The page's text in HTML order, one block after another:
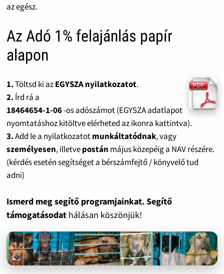
az egész.
Az Adó 1% felajánlás papír
alapon
1.Töltsd ki azEGYSZA nyilatkozatot.
2. Írd rá a
18464654-1-06-os adószámot (EGYSZA adatlapot
nyomtatáshoz kitöltve elérheted az ikonra kattintva).
3.Add le a nyilatkozatotmunkáltatódnak, vagy
személyesen, illetvepostán május közepéig a NAV részére.
(kérdés esetén segítséget a bérszámfejtő / könyvelő tud
adni)
Ismerd meg segítő programjainkat. Segítő
támogatásodat hálásan köszönjük!